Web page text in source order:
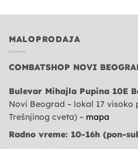
MALOPRODAJA
COMBATSHOP NOVI
Bulevar Mihajla Pupina 10E
Novi Beograd – lokal 17 visoko
Trešnjinog cveta) – mapa
Radno vreme: 10-16h (pon-